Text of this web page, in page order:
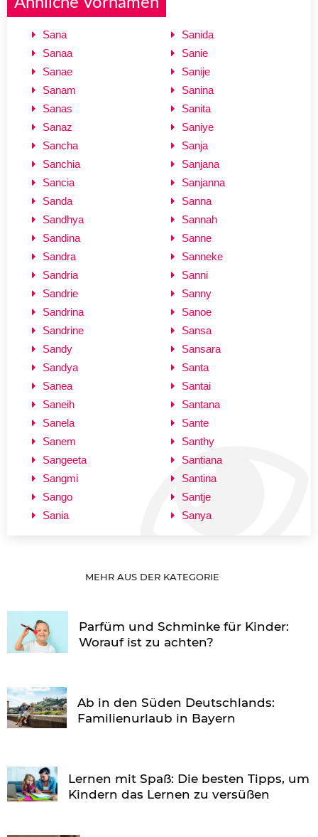
Sana
Sanaa
Sanae
Sanam
Sanas
Sanaz
Sancha
Sanchia
Sancia
Sanda
Sandhya
Sandina
Sandra
Sandria
Sandrie
Sandrina
Sandrine
Sandy
Sandya
Sanea
Saneih
Sanela
Sanem
Sangeeta
Sangmi
Sango
Sania
Sanida
Sanie
Sanije
Sanina
Sanita
Saniye
Sanja
Sanjana
Sanjanna
Sanna
Sannah
Sanne
Sanneke
Sanni
Sanny
Sanoe
Sansa
Sansara
Santa
Santai
Santana
Sante
Santhy
Santiana
Santina
Santje
Sanya
MEHR AUS DER KATEGORIE
Parfüm und Schminke für Kinder:
Worauf ist zu achten?
Ab in den Süden Deutschlands:
Familienurlaub in Bayern
Lernen mit Spaß: Die besten Tipps, um
Kindern das Lernen zu versüßen